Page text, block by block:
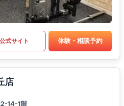
公式サイト 体験・相談予約
店
14-1階